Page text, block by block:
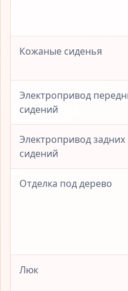
Кожаные сиденья
Электропривод
сидений
Электропривод задних
сидений
Отделка под дерево
Люк